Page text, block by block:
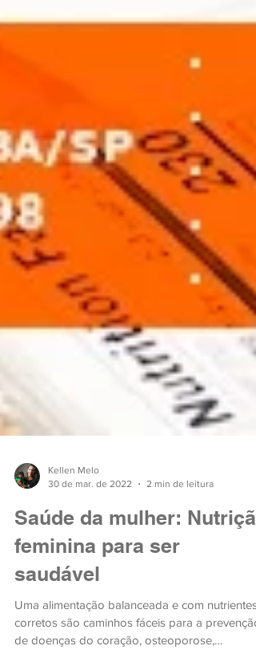
30 de mar. de 2022
2 min de leitura
Saúde da mulher: Nutrição
feminina para ser
saudável
Uma alimentação balanceada e com nutrientes
corretos são caminhos fáceis para a prevenção